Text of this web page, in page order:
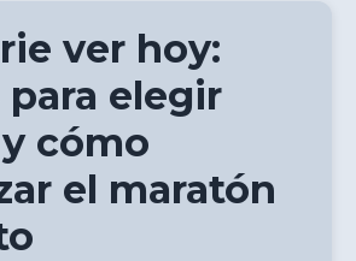
ver hoy:
para elegir
cómo
el maratón